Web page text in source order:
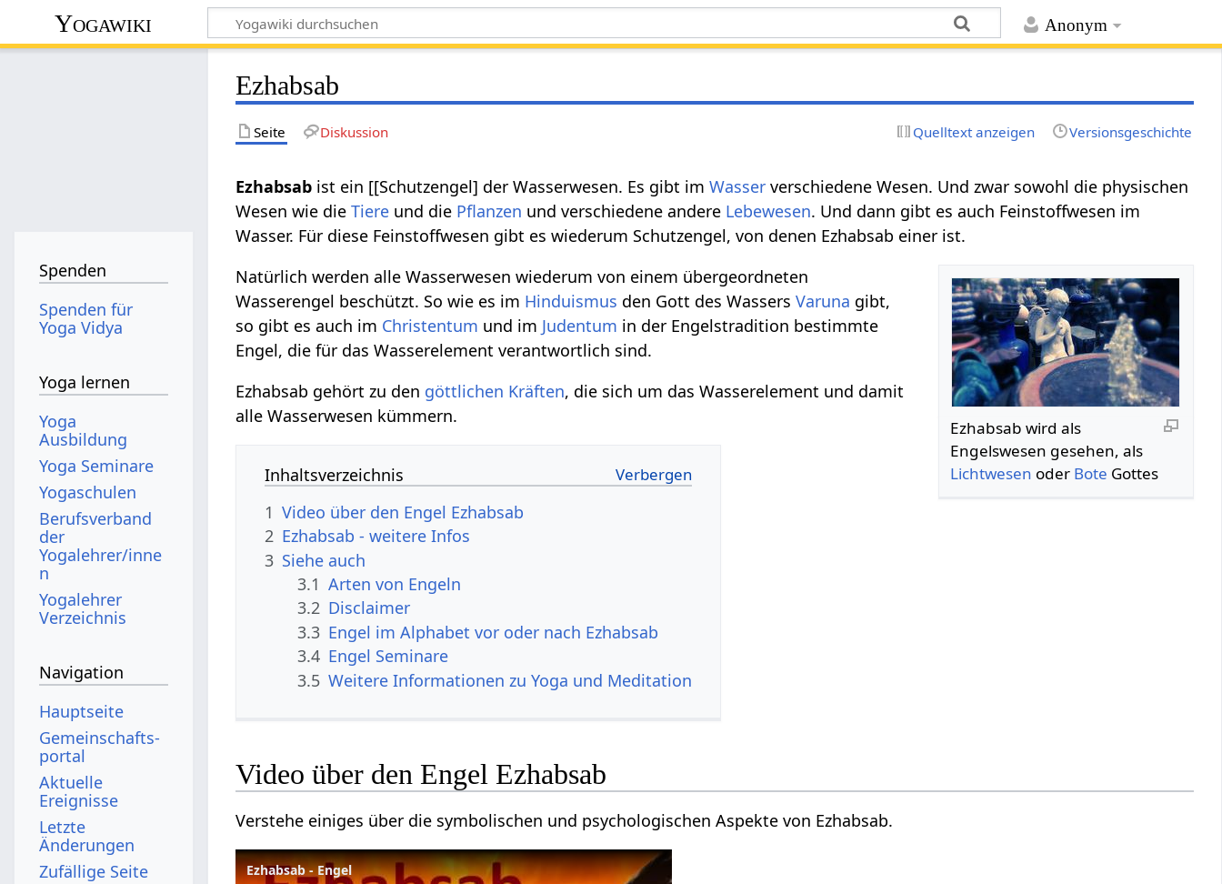
Anonym
Yogawiki
Ezhabsab
Seite Diskussion Quelltext anzeigen Versionsgeschichte
Ezhabsab ist ein [[Schutzengel] der Wasserwesen. Es gibt imWasser verschiedene Wesen. Und zwar sowohl die physischen
Wesen wie dieTiere und die Pflanzen und verschiedene andere Lebewesen. Und dann gibt es auch Feinstoffwesen im
Wasser. Für diese Feinstoffwesen gibt es wiederum Schutzengel, von denen Ezhabsab einer ist.
Ezhabsab wird als
Engelswesen gesehen, als
Lichtwesen oder Bote Gottes
Natürlich werden alle Wasserwesen wiederum von einem übergeordneten
Wasserengel beschützt. So wie es im Hinduismus den Gott des WassersVaruna gibt,
so gibt es auch im Christentum und im Judentum in der Engelstradition bestimmte
Engel, die für das Wasserelement verantwortlich sind.
Ezhabsab gehört zu den göttlichen Kräften, die sich um das Wasserelement und damit
alle Wasserwesen kümmern.
Inhaltsverzeichnis
1 Video über den Engel Ezhabsab
2 Ezhabsab - weitere Infos
3 Siehe auch
3.1 Arten von Engeln
3.2 Disclaimer
3.3 Engel im Alphabet vor oder nach Ezhabsab
3.4 Engel Seminare
3.5 Weitere Informationen zu Yoga und Meditation
Video über den Engel Ezhabsab
Verstehe einiges über die symbolischen und psychologischen Aspekte von Ezhabsab.
Ezhabsab - Engel
Spenden
Spenden für
Yoga Vidya
Yoga lernen
Yoga
Ausbildung
Yoga Seminare
Yogaschulen
Berufsverband
der
Yogalehrer/inne
n
Yogalehrer
Verzeichnis
Navigation
Hauptseite
Gemeinschafts­
portal
Aktuelle
Ereignisse
Letzte
Änderungen
Zufällige Seite